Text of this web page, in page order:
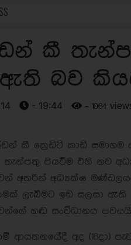
කී
බව
- 19:44 - 1064
කී ක්‍රෙඩිට් කාඩ්
පියවීම එහි නව
අතරින් අධ්‍යක්ෂ
ලැබීමට ඉඩ සලසා ඇති
හඬ සංවිධානය
ආයතනයේදී අද (18දා)